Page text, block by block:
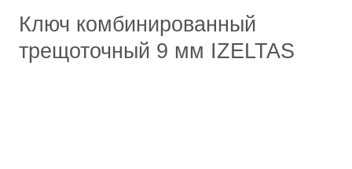
Ключ комбинированный
трещоточный 9 мм IZELTAS